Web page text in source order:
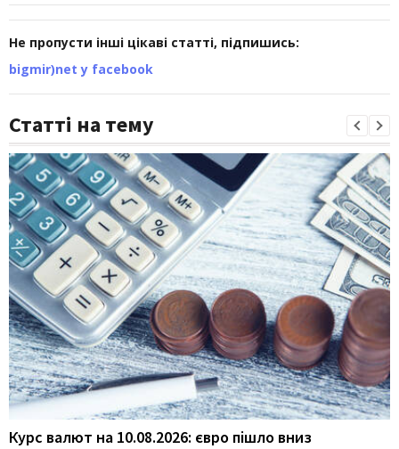
Не пропусти інші цікаві статті, підпишись:
bigmir)net у facebook
Статті на тему
Курс валют на 10.08.2026: євро пішло вниз